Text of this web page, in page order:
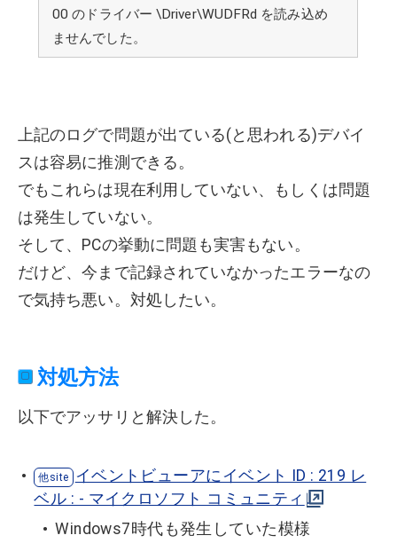
00 のドライバー \Driver\WUDFRd を読み込め
ませんでした。
上記のログで問題が出ている(と思われる)デバイ
スは容易に推測できる。
でもこれらは現在利用していない、もしくは問題
は発生していない。
そして、PCの挙動に問題も実害もない。
だけど、今まで記録されていなかったエラーなの
で気持ち悪い。対処したい。
対処方法
以下でアッサリと解決した。
イベントビューアにイベント ID : 219 レ
ベル : - マイクロソフト コミュニティ
Windows7時代も発生していた模様